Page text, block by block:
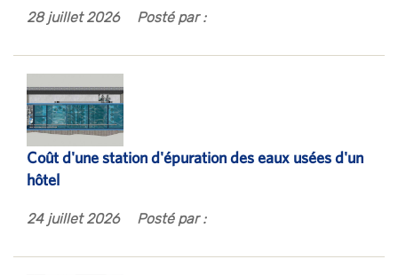
28 juillet 2026 Posté par :
Coût d'une station d'épuration des eaux usées d'un
hôtel
24 juillet 2026 Posté par :